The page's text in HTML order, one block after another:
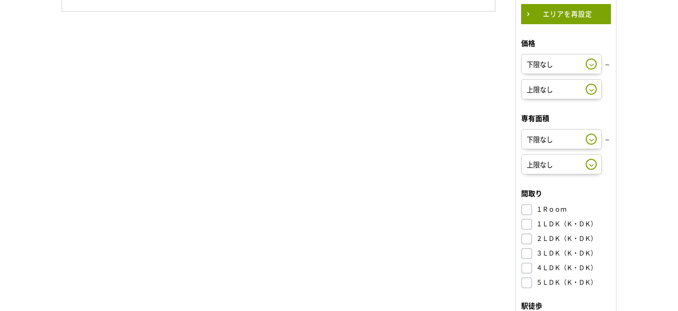
エリアを再設定
価格
～
専有面積
～
間取り
１Ｒｏｏｍ
１ＬＤＫ（Ｋ・ＤＫ）
２ＬＤＫ（Ｋ・ＤＫ）
３ＬＤＫ（Ｋ・ＤＫ）
４ＬＤＫ（Ｋ・ＤＫ）
５ＬＤＫ（Ｋ・ＤＫ）
駅徒歩